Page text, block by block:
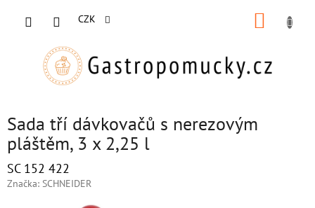
CZK
Sada tří dávkovačů s nerezovým
pláštěm, 3 x 2,25 l
SC 152 422
Značka: SCHNEIDER